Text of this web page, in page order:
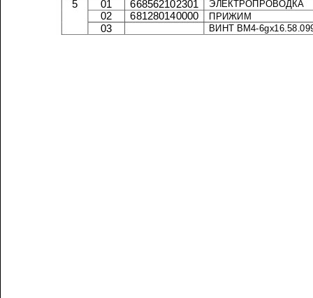
5 01 668562102301 ЭЛЕКТРОПРОВОДКА
02 681280140000 ПРИЖИМ
03 ВИНТ ВМ 4-6gх